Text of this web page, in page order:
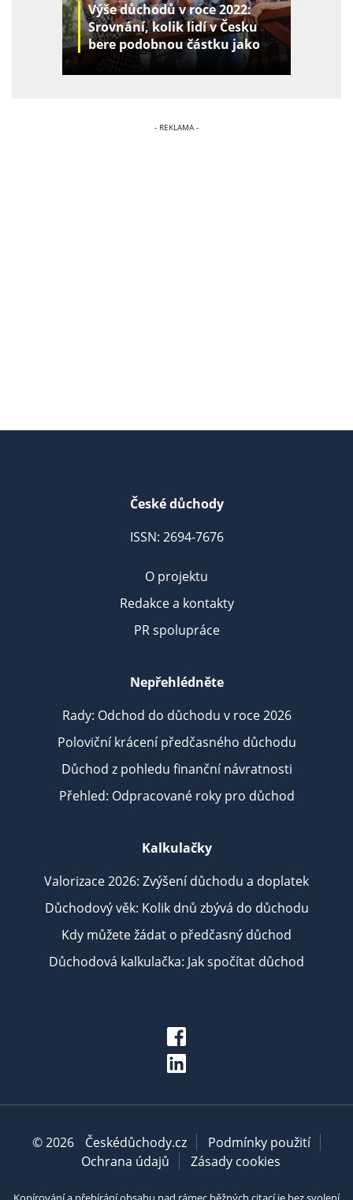
Výše důchodů v roce 2022:
Srovnání, kolik lidí v Česku
bere podobnou částku jako
České důchody
ISSN: 2694-7676
O projektu
Redakce a kontakty
PR spolupráce
Nepřehlédněte
Rady: Odchod do důchodu v roce 2026
Poloviční krácení předčasného důchodu
Důchod z pohledu finanční návratnosti
Přehled: Odpracované roky pro důchod
Kalkulačky
Valorizace 2026: Zvýšení důchodu a doplatek
Důchodový věk: Kolik dnů zbývá do důchodu
Kdy můžete žádat o předčasný důchod
Důchodová kalkulačka: Jak spočítat důchod
© 2026 Českédůchody.cz
Podmínky použití
Ochrana údajů
Zásady cookies